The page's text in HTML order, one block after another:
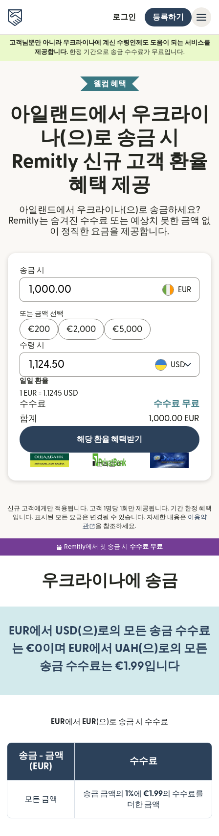
로그인 등록하기
고객님뿐만 아니라 우크라이나에 계신 수령인께도 도움이 되는 서비스를
제공합니다.한정 기간으로 송금 수수료가 무료입니다.
웰컴 혜택
아일랜드에서 우크라이
나(으)로 송금 시
Remitly 신규 고객 환율
혜택 제공
아일랜드에서 우크라이나(으)로 송금하세요?
Remitly는 숨겨진 수수료 또는 예상치 못한 금액 없
이 정직한 요금을 제공합니다.
송금 시
EUR
또는 금액 선택
€200 €2,000 €5,000
수령 시
USD
일일 환율
1 EUR = 1.1245 USD
수수료
수수료 무료
합계
1,000.00 EUR
해당 환율 혜택받기
그리고 더
신규 고객에게만 적용됩니다. 고객 1명당 1회만 제공됩니다. 기간 한정 혜택
입니다. 표시된 모든 요금은 변경될 수 있습니다. 자세한 내용은 이용약
관
(새 창에서 열림)
을 참조하세요.
Remitly에서 첫 송금 시 수수료 무료
우크라이나에 송금
EUR에서 USD(으)로의 모든 송금 수수료
는 €0이며 EUR에서 UAH(으)로의 모든
송금 수수료는 €1.99입니다
EUR에서 EUR(으)로 송금 시 수수료
송금 - 금액
(EUR)
수수료
모든 금액
송금 금액의 1%에 €1.99의 수수료를
더한 금액